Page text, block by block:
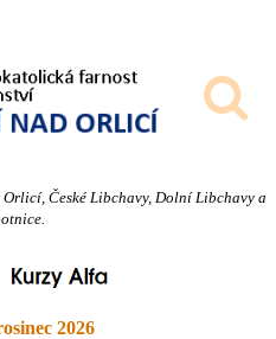
České Libchavy, Dolní Libchavy a
2026